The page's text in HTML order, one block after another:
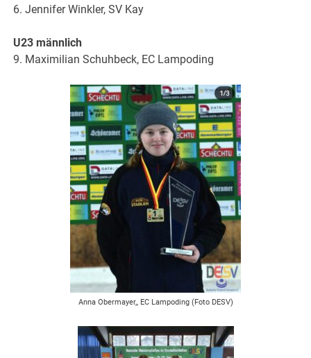
6. Jennifer Winkler, SV Kay
U23 männlich
9. Maximilian Schuhbeck, EC Lampoding
Anna Obermayer,, EC Lampoding (Foto DESV)